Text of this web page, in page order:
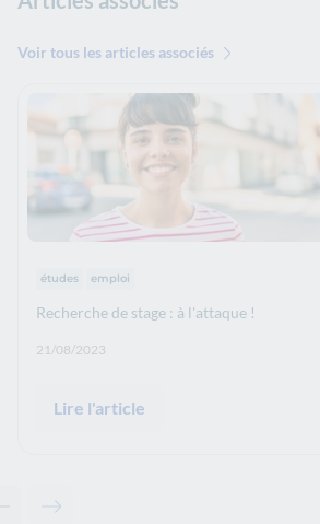
Voir tous les articles associés
Thématiques :
études emploi
Recherche de stage : à l'attaque !
Date de publication: :
21/08/2023
Lire l'article
Contenu précédent - Articles associés
Contenu suivant - Articles associés